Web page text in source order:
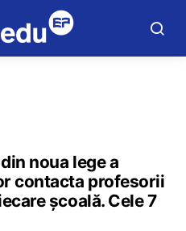
noua lege a
contacta profesorii
școală. Cele 7